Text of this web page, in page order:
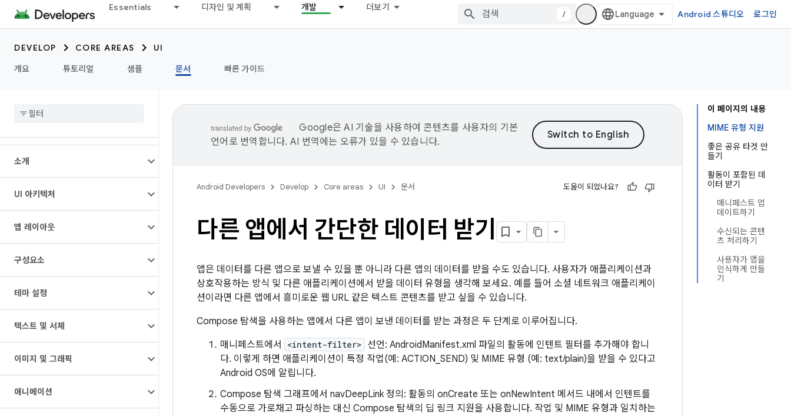
Essentials 디자인 및 계획 개발 더보기
/ Android 스튜디오 로그인
DEVELOP CORE AREAS
UI
개요
튜토리얼 샘플 문서 빠른 가이드
소개
UI 아키텍처
앱 레이아웃
구성요소
테마 설정
텍스트 및 서체
이미지 및 그래픽
애니메이션
이 페이지의 내용
MIME 유형 지원
좋은 공유 타겟 만
들기
활동이 포함된 데
이터 받기
매니페스트 업
데이트하기
수신되는 콘텐
츠 처리하기
사용자가 앱을
인식하게 만들
기
Google은 AI 기술을 사용하여 콘텐츠를 사용자의 기본
언어로 번역합니다. AI 번역에는 오류가 있을 수 있습니다.
Android Developers Develop Core areas UI 문서 도움이 되었나요?
다른 앱에서 간단한 데이터 받기
앱은 데이터를 다른 앱으로 보낼 수 있을 뿐 아니라 다른 앱의 데이터를 받을 수도 있습니다. 사용자가 애플리케이션과
상호작용하는 방식 및 다른 애플리케이션에서 받을 데이터 유형을 생각해 보세요. 예를 들어 소셜 네트워크 애플리케이
션이라면 다른 앱에서 흥미로운 웹 URL 같은 텍스트 콘텐츠를 받고 싶을 수 있습니다.
Compose 탐색을 사용하는 앱에서 다른 앱이 보낸 데이터를 받는 과정은 두 단계로 이루어집니다.
매니페스트에서
<intent-filter> 선언: AndroidManifest.xml 파일의 활동에 인텐트 필터를 추가해야 합니
다. 이렇게 하면 애플리케이션이 특정 작업(예: ACTION_SEND) 및 MIME 유형 (예: text/plain)을 받을 수 있다고
Android OS에 알립니다.
Compose 탐색 그래프에서 navDeepLink 정의: 활동의 onCreate 또는 onNewIntent 메서드 내에서 인텐트를
수동으로 가로채고 파싱하는 대신 Compose 탐색의 딥 링크 지원을 사용합니다. 작업 및 MIME 유형과 일치하는